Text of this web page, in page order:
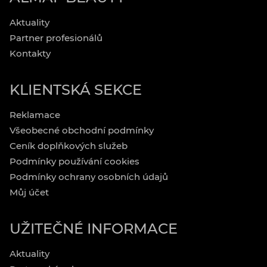
Aktuality
Partner profesionálů
Kontakty
KLIENTSKÁ SEKCE
Reklamace
Všeobecné obchodní podmínky
Ceník doplňkových služeb
Podmínky používání cookies
Podmínky ochrany osobních údajů
Můj účet
UŽITEČNÉ INFORMACE
Aktuality